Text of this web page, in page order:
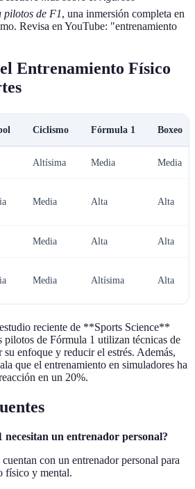
pilotos de F1, una inmersión completa en
Revisa en YouTube: "entrenamiento
Entrenamiento Físico
Ciclismo Fórmula 1 Boxeo
Altísima Media Media
Media Alta Alta
Media Alta Alta
Media Altísima Alta
reciente de **Sports Science**
pilotos de Fórmula 1 utilizan técnicas de
su enfoque y reducir el estrés. Además,
que el entrenamiento en simuladores ha
en un 20%.
necesitan un entrenador personal?
con un entrenador personal para
físico y mental.